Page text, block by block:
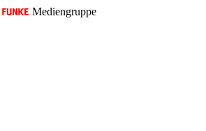
Mediengruppe